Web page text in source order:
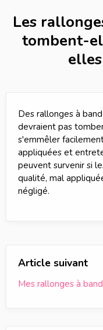
Les
tombent-
Des rallonges à
devraient pas
s'emmêler
appliquées et
peuvent survenir si
qualité, mal
négligé.
Article suivant
Mes rallonges à